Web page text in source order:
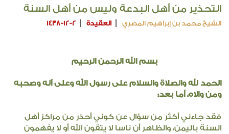
التحذير من أهل البدعة وليس من أهل السنة
الشيخ محمد بن إبراهيم المصري العقيدة 1438-12-2
بسم الله الرحمن الرحيم
الحمد لله والصلاة والسلام على رسول الله وعلى آله وصحبه
ومن والاه، أما بعد:
فقد جاءني أكثر من سؤال عن كوني أحذر من مراكز أهل
السنة باليمن، والظاهر أن ناسا لا يتقون الله أو لا يفهمون